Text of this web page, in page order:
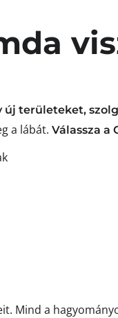
területeket,
a lábát. Válassza a
Mind a